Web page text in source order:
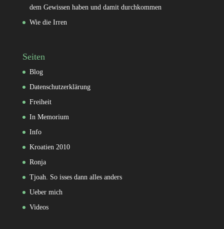
dem Gewissen haben und damit durchkommen
Wie die Irren
Seiten
Blog
Datenschutzerklärung
Freiheit
In Memorium
Info
Kroatien 2010
Ronja
Tjoah. So isses dann alles anders
Ueber mich
Videos